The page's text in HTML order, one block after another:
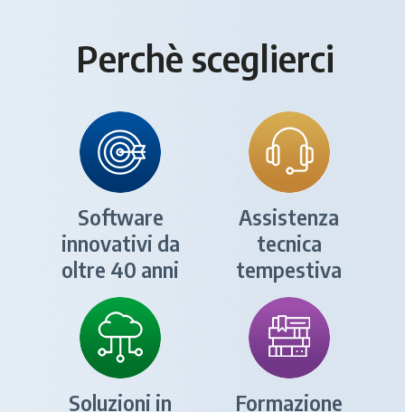
Perchè sceglierci
Software
innovativi da
oltre 40 anni
Assistenza
tecnica
tempestiva
Soluzioni in
Formazione